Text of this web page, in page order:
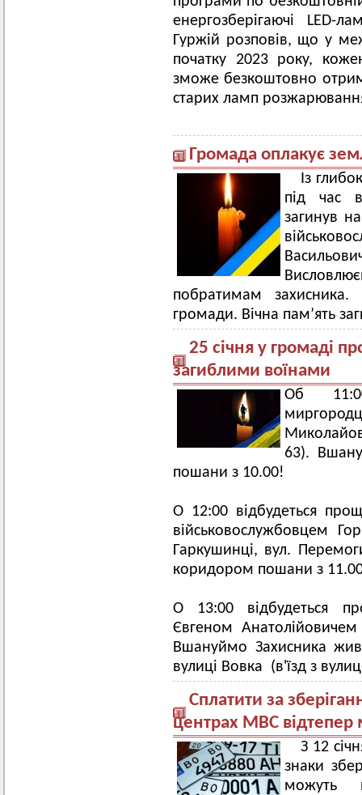
енергозберігаючі
Гуржій розповів, що у
початку 2023 року,
зможе безкоштовно
старих ламп
Громада оплакує
Із
під час
загинув
побратимам
громади. Вічна пам’ять
25 січня у громаді
загиблими воїнами
Об
63).
пошани з 10.00!
О 12:00 відбудеться
військовослужбовцем
Гаркушинці, вул.
коридором пошани з
О 13:00 відбудеться
Євгеном
Вшануймо Захисника
вулиці Вовка (в'їзд з
Сплатити за
центрах МВС
З 12
знаки
можуть